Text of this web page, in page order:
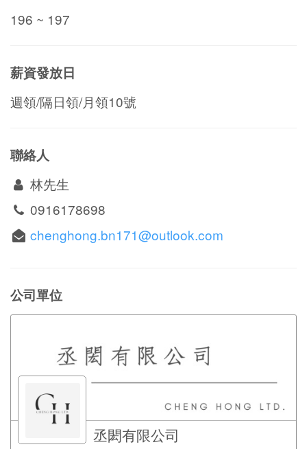
196 ~ 197
薪資發放日
週領/隔日領/月領10號
聯絡人
林先生
0916178698
chenghong.bn171@outlook.com
公司單位
丞閎有限公司